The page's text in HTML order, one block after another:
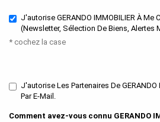
J'autorise GERANDO IMMOBILIER À Me
(newsletter, Sélection De Biens, Alertes
* cochez la case
J'autorise Les Partenaires De GERANDO
Par E-Mail.
Comment avez-vous connu GERANDO